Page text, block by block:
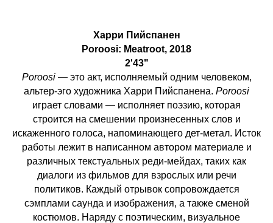
Харри Пийспанен
Poroosi: Meatroot, 2018
2'43"
Poroosi— это акт, исполняемый одним человеком,
альтер-эго художника Харри Пийспанена. Poroosi
играет словами — исполняет поэзию, которая
строится на смешении произнесенных слов и
искаженного голоса, напоминающего дет-метал. Исток
работы лежит в написанном автором материале и
различных текстуальных реди-мейдах, таких как
диалоги из фильмов для взрослых или речи
политиков. Каждый отрывок сопровождается
сэмплами саунда и изображения, а также сменой
костюмов. Наряду с поэтическим, визуальное